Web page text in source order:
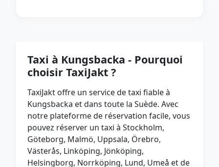
Taxi à Kungsbacka - Pourquoi
choisir TaxiJakt ?
TaxiJakt offre un service de taxi fiable à
Kungsbacka et dans toute la Suède. Avec
notre plateforme de réservation facile, vous
pouvez réserver un taxi à Stockholm,
Göteborg, Malmö, Uppsala, Örebro,
Västerås, Linköping, Jönköping,
Helsingborg, Norrköping, Lund, Umeå et de